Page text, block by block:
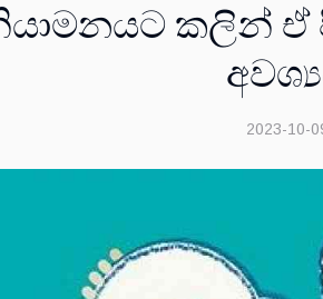
කලින් ඒ
2023-10-